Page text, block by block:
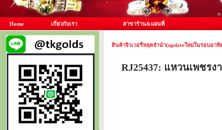
Home เกี่ยวกับเรา สาขาร้าน&แผนที่
สินค้าจิวเวอรี่หลุดจำนำ(updateใหม่ในรอบอาทิ
RJ25437: แหวนเพชร